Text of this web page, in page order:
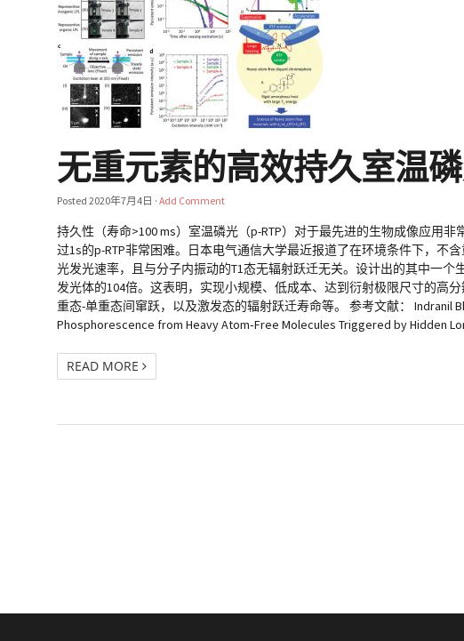
无重元素的高效持久室温
Posted2020年7月4日 ·Add Comment
持久性（寿命>100 ms）室温磷光（p-RTP）对于最先进的生物成像应用
过1s的p-RTP非常困难。日本电气通信大学最近报道了在环境条件下，不
光发光速率，且与分子内振动的T1态无辐射跃迁无关。设计出的其中一
发光体的104倍。这表明，实现小规模、低成本、达到衍射极限尺寸的高
重态-单重态间窜跃，以及激发态的辐射跃迁寿命等。 参考文献： Indranil
Phosphorescence from Heavy Atom‐Free Molecules Triggered by Hidden
READ MORE